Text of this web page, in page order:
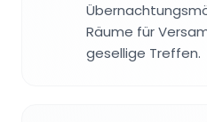
Räume für
gesellige Treffen.